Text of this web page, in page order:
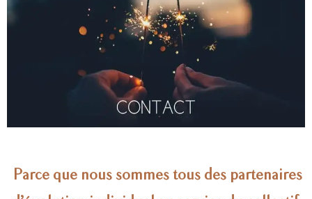
Parce que nous sommes tous des partenaires